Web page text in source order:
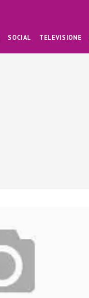
SOCIAL TELEVISIONE